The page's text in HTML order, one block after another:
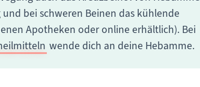
bei schweren Beinen das kühlende
Apotheken oder online erhältlich). Bei
wende dich an deine Hebamme.